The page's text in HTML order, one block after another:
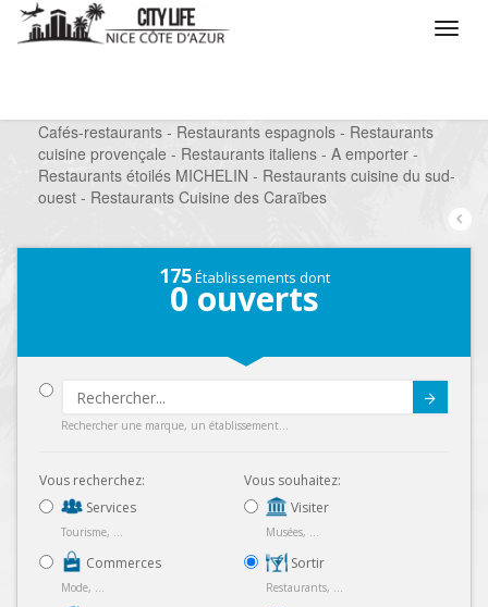
Cafés-restaurants - Restaurants espagnols - Restaurants
cuisine provençale - Restaurants italiens - A emporter -
Restaurants étoilés MICHELIN - Restaurants cuisine du sud-
ouest - Restaurants Cuisine des Caraïbes
175Établissements dont
0 ouverts
Rechercher une marque, un établissement...
Vous recherchez:
Services
Tourisme, ...
Commerces
Mode, ...
Vous souhaitez:
Visiter
Musées, ...
Sortir
Restaurants, ...